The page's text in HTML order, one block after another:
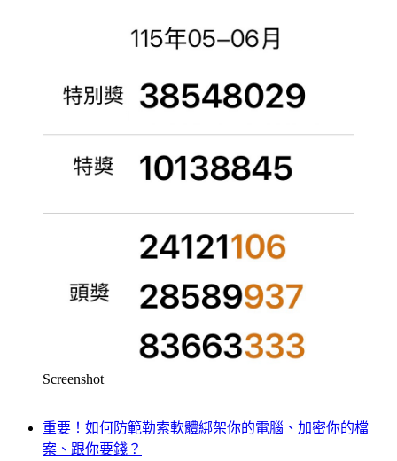
Screenshot
重要！如何防範勒索軟體綁架你的電腦、加密你的檔
案、跟你要錢？